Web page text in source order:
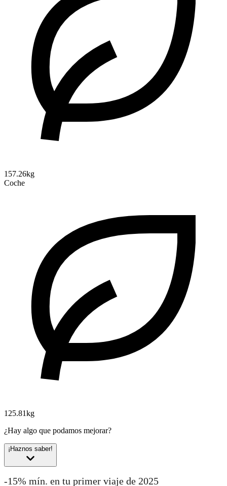
157.26kg
Coche
125.81kg
¿Hay algo que podamos mejorar?
¡Haznos saber!
-15% mín. en tu primer viaje de 2025